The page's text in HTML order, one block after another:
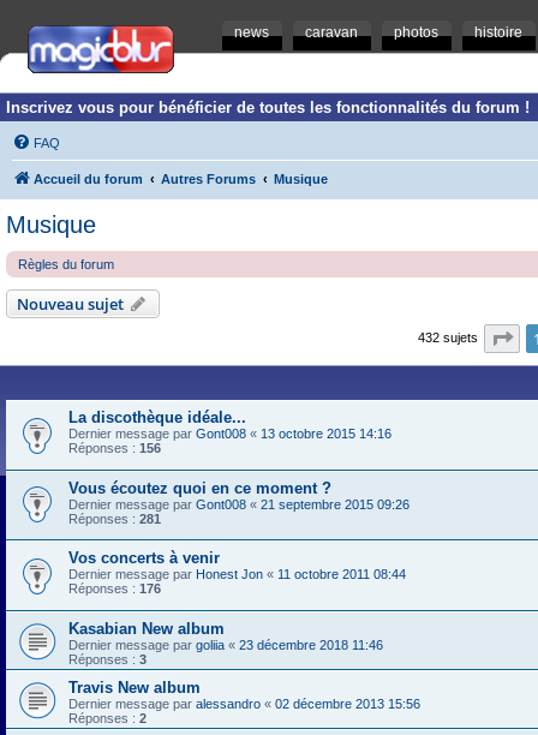
news caravan photos histoire
Inscrivez vous pour bénéficier de toutes les fonctionnalités du forum !
FAQ
Accueil du forum Autres Forums Musique
Musique
Règles du forum
Nouveau sujet
432 sujets
La discothèque idéale...
Dernier message par Gont008 « 13 octobre 2015 14:16
Réponses : 156
Vous écoutez quoi en ce moment ?
Dernier message par Gont008 « 21 septembre 2015 09:26
Réponses : 281
Vos concerts à venir
Dernier message par Honest Jon « 11 octobre 2011 08:44
Réponses : 176
Kasabian New album
Dernier message par goliia « 23 décembre 2018 11:46
Réponses : 3
Travis New album
Dernier message par alessandro « 02 décembre 2013 15:56
Réponses : 2